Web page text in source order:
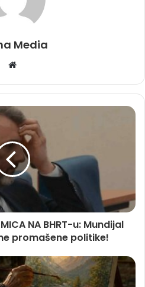
Media
Website
NA BHRT-u: Mundijal
promašene politike!